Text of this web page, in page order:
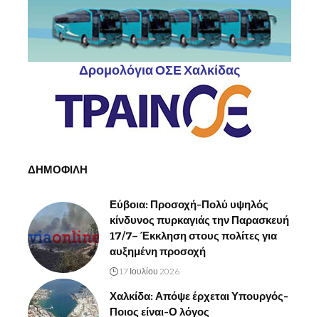
Δρομολόγια ΟΣΕ Χαλκίδας
ΔΗΜΟΦΙΛΗ
Εύβοια: Προσοχή-Πολύ υψηλός
κίνδυνος πυρκαγιάς την Παρασκευή
17/7– Έκκληση στους πολίτες για
αυξημένη προσοχή
17 Ιουλίου 2026
Χαλκίδα: Απόψε έρχεται Υπουργός-
Ποιος είναι-Ο λόγος